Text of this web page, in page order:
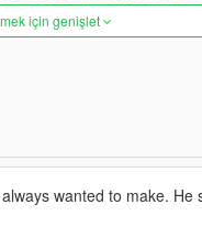
için genişlet
wanted to make. He